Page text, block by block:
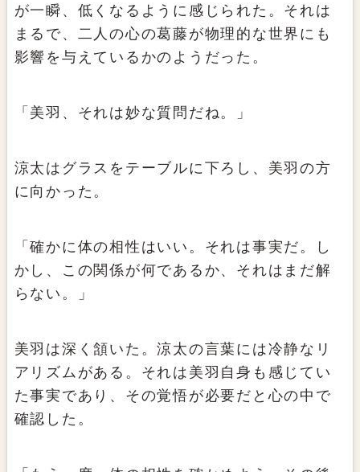
が一瞬、低くなるように感じられた。それは
まるで、二人の心の葛藤が物理的な世界にも
影響を与えているかのようだった。
「美羽、それは妙な質問だね。」
涼太はグラスをテーブルに下ろし、美羽の方
に向かった。
「確かに体の相性はいい。それは事実だ。し
かし、この関係が何であるか、それはまだ解
らない。」
美羽は深く頷いた。涼太の言葉には冷静なリ
アリズムがある。それは美羽自身も感じてい
た事実であり、その覚悟が必要だと心の中で
確認した。